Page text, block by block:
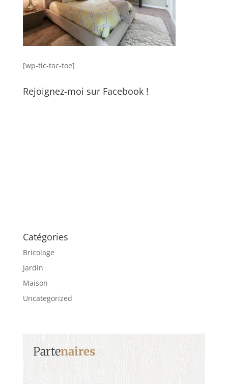
[wp-tic-tac-toe]
Rejoignez-moi sur Facebook !
Catégories
Bricolage
Jardin
Maison
Uncategorized
Partenaires